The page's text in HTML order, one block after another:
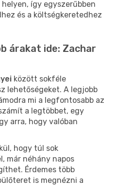
így egyszerűbben
és a költségkeretedhez
árakat ide: Zachar
között sokféle
lehetőségeket. A legjobb
mi a legfontosabb az
a legtöbbet, egy
arra, hogy valóban
hogy túl sok
már néhány napos
Érdemes több
is megnézni a